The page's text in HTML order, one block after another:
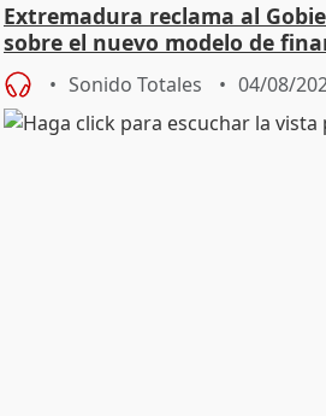
Extremadura reclama al
sobre el nuevo modelo de
Sonido Totales 04/08/